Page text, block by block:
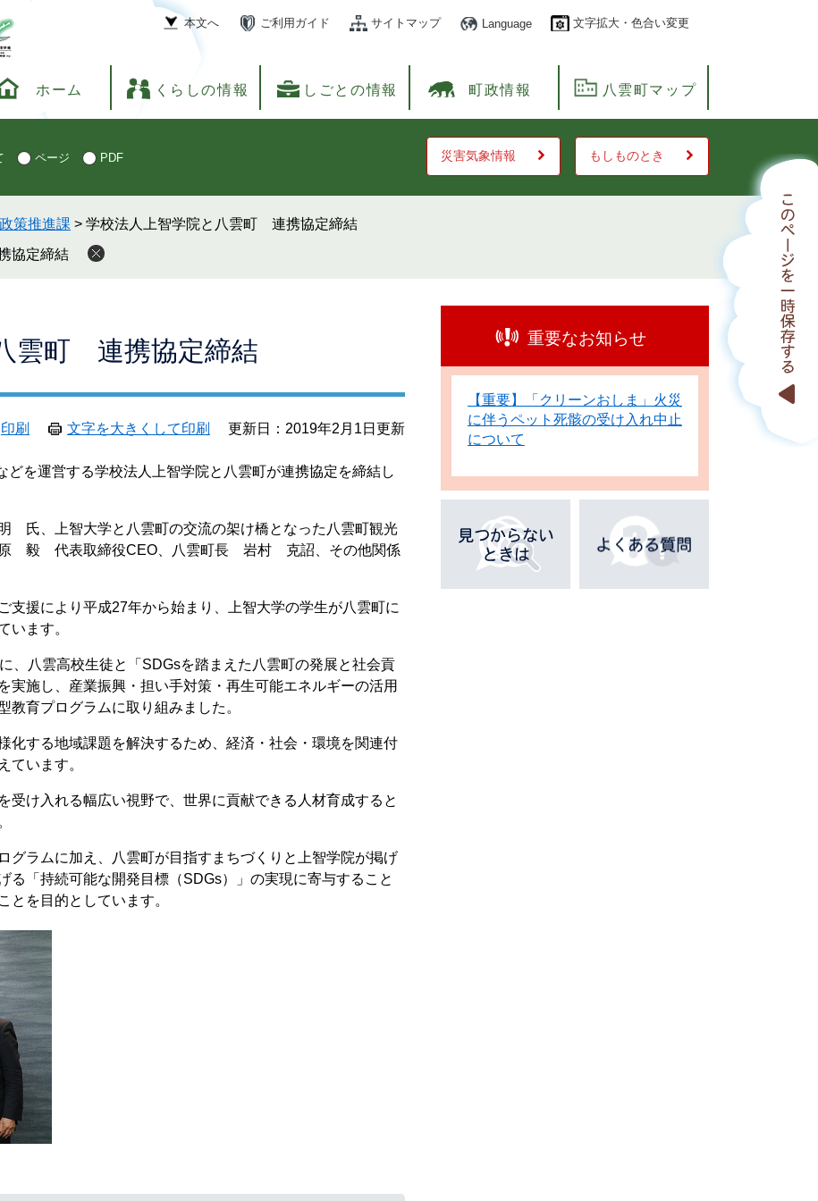
本文へ ご利用ガイド サイトマップ Language 文字拡大・色合い変更
ホーム くらしの情報 しごとの情報 町政情報 八雲町マップ
ページ PDF 災害気象情報 もしものとき
政策推進課 > 学校法人上智学院と八雲町 連携協定締結
協定締結
雲町 連携協定締結
印刷 文字を大きくして印刷 更新日：2019年2月1日更新
を運営する学校法人上智学院と八雲町が連携協定を締結し
、上智大学と八雲町の交流の架け橋となった八雲町観光
毅 代表取締役CEO、八雲町長 岩村 克詔、その他関係
援により平成27年から始まり、上智大学の学生が八雲町に
います。
、八雲高校生徒と「SDGsを踏まえた八雲町の発展と社会貢
実施し、産業振興・担い手対策・再生可能エネルギーの活用
教育プログラムに取り組みました。
する地域課題を解決するため、経済・社会・環境を関連付
ています。
け入れる幅広い視野で、世界に貢献できる人材育成すると
ラムに加え、八雲町が目指すまちづくりと上智学院が掲げ
る「持続可能な開発目標（SDGs）」の実現に寄与すること
とを目的としています。
重要なお知らせ
【重要】「クリーンおしま」火災
に伴うペット死骸の受け入れ中止
について